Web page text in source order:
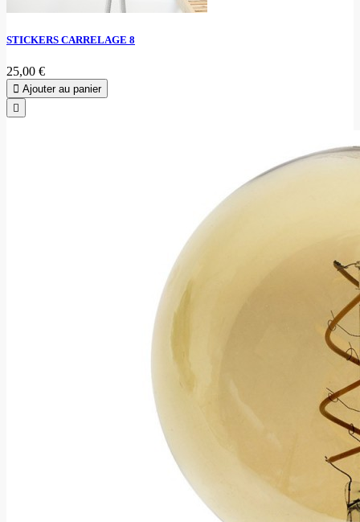
STICKERS CARRELAGE 8
25,00 €
Ajouter au panier
